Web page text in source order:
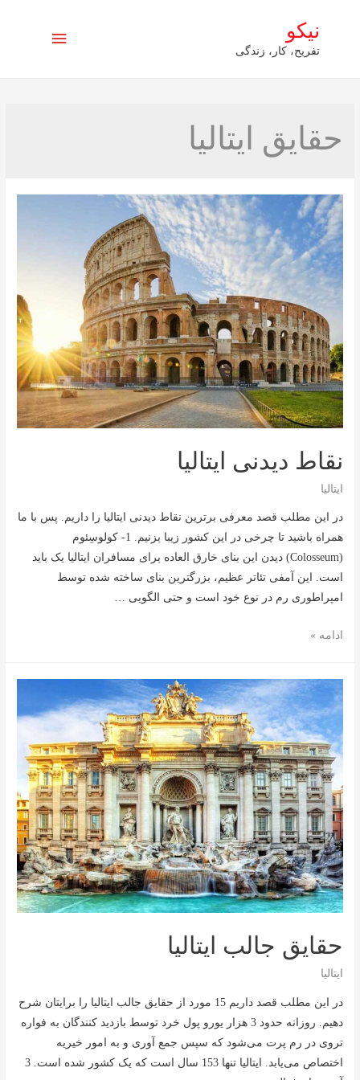
نیکو
تفریح، کار، زندگی
فهرست
حقایق ایتالیا
نقاط دیدنی ایتالیا
ایتالیا
در این مطلب قصد معرفی برترین نقاط دیدنی ایتالیا را داریم. پس با ما
همراه باشید تا چرخی در این کشور زیبا بزنیم. 1- کولوسِئوم
(Colosseum) دیدن این بنای خارق العاده برای مسافران ایتالیا یک باید
است. این آمفی تئاتر عظیم، بزرگترین بنای ساخته شده توسط
امپراطوری رم در نوع خود است و حتی الگویی …
نقاط
ادامه »
حقایق جالب ایتالیا
ایتالیا
در این مطلب قصد داریم 15 مورد از حقایق جالب ایتالیا را برایتان شرح
دهیم. روزانه حدود 3 هزار یورو پول خرد توسط بازدید کنندگان به فواره
تروی در رم پرت می‌شود که سپس جمع آوری و به امور خیریه
اختصاص می‌یابد. ایتالیا تنها 153 سال است که یک کشور شده است. 3